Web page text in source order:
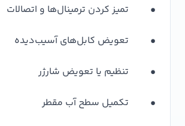
• تمیز کردن ترمینال‌ها و اتصالات
• تعویض کابل‌های آسیب‌دیده
• تنظیم یا تعویض شارژر
• تکمیل سطح آب مقطر